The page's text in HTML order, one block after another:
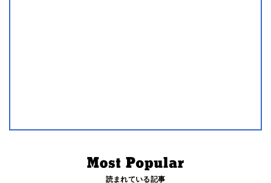
読まれている記事